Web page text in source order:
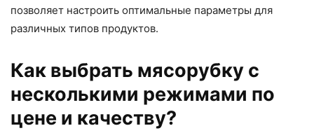
позволяет настроить оптимальные параметры для
различных типов продуктов.
Как выбрать мясорубку с
несколькими режимами по
цене и качеству?